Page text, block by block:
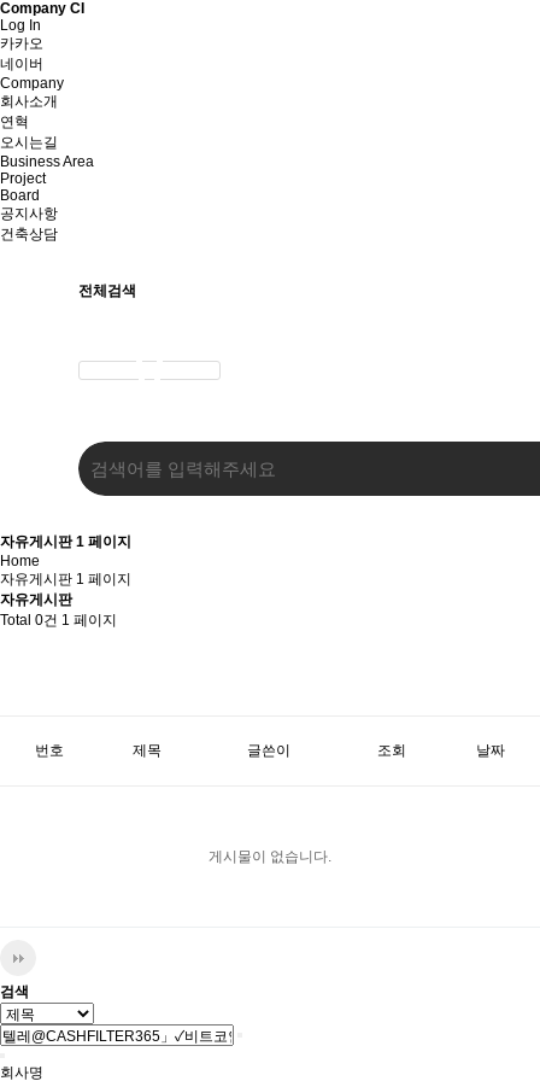
Company CI
Log In
카카오
네이버
Company
회사소개
연혁
오시는길
Business Area
Project
Board
공지사항
건축상담
전체검색
자유게시판 1 페이지
Home
자유게시판 1 페이지
자유게시판
Total 0건 1 페이지
번호 제목 글쓴이 조회 날짜
게시물이 없습니다.
검색
회사명